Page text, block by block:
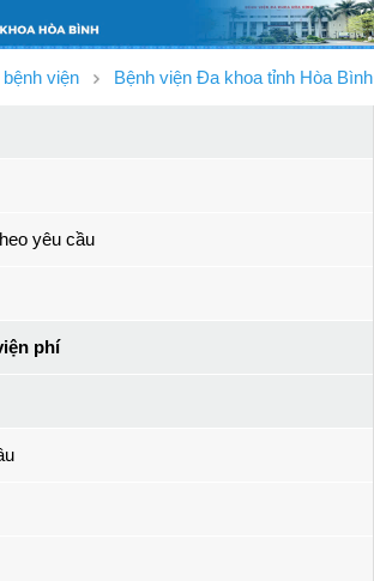
viện Bệnh viện Đa khoa tỉnh Hòa
yêu cầu
phí